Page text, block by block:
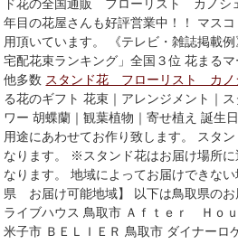
ド花の全国通販 フローリスト カノシ
年目の花屋さんも好評営業中！！ マス
用頂いています。 《テレビ・雑誌掲載
宅配花束ランキング」全国３位 花まる
他多数 スタンド花 フローリスト カノ
る花のギフト 花束｜アレンジメント｜
ワー 胡蝶蘭｜観葉植物｜寄せ植え 誕生
用途にあわせてお作り致します。 スタ
なります。 ※スタンド花はお届け場所
なります。 地域によってお届けできな
県 お届け可能地域】 以下は鳥取県のお
ライブハウス 鳥取市 Ａｆｔｅｒ Ｈｏ
米子市 ＢＥＬＩＥＲ 鳥取市 ダイナーロ